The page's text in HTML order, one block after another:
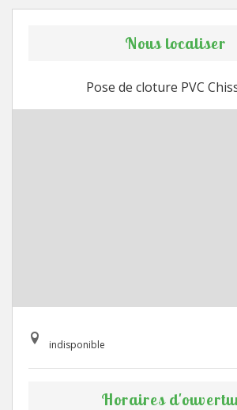
Nous localiser
Pose de cloture PVC
indisponible
Horaires